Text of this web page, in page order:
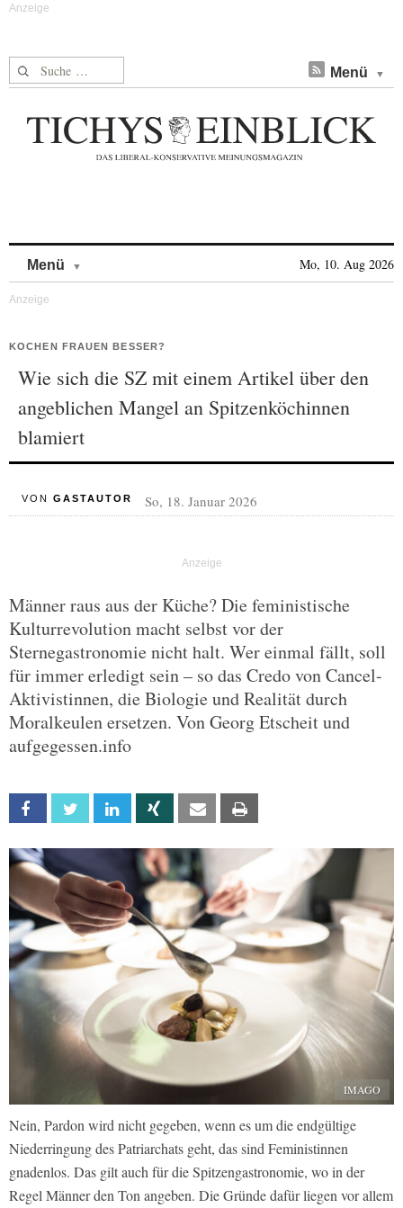
Suche nach: Menü
Menü Mo, 10. Aug 2026
KOCHEN FRAUEN BESSER?
Wie sich die SZ mit einem Artikel über den
angeblichen Mangel an Spitzenköchinnen
blamiert
VON GASTAUTOR So, 18. Januar 2026
Männer raus aus der Küche? Die feministische
Kulturrevolution macht selbst vor der
Sternegastronomie nicht halt. Wer einmal fällt, soll
für immer erledigt sein – so das Credo von Cancel-
Aktivistinnen, die Biologie und Realität durch
Moralkeulen ersetzen. Von Georg Etscheit und
aufgegessen.info
Facebook Twitter Linkedin Xing Email
IMAGO
Nein, Pardon wird nicht gegeben, wenn es um die endgültige
Niederringung des Patriarchats geht, das sind Feministinnen
gnadenlos. Das gilt auch für die Spitzengastronomie, wo in der
Regel Männer den Ton angeben. Die Gründe dafür liegen vor allem